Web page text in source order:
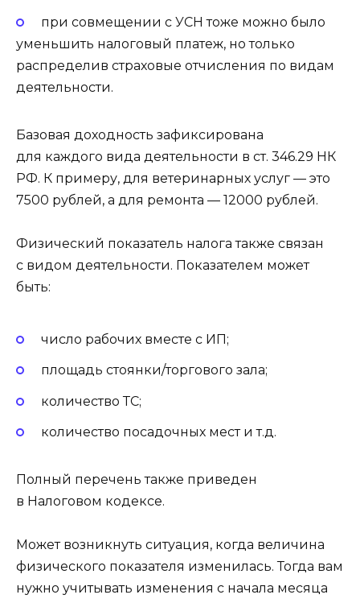
при совмещении с УСН тоже можно было
уменьшить налоговый платеж, но только
распределив страховые отчисления по видам
деятельности.
Базовая доходность зафиксирована
для каждого вида деятельности в ст. 346.29 НК
РФ. К примеру, для ветеринарных услуг — это
7500 рублей, а для ремонта — 12000 рублей.
Физический показатель налога также связан
с видом деятельности. Показателем может
быть:
число рабочих вместе с ИП;
площадь стоянки/торгового зала;
количество ТС;
количество посадочных мест и т.д.
Полный перечень также приведен
в Налоговом кодексе.
Может возникнуть ситуация, когда величина
физического показателя изменилась. Тогда вам
нужно учитывать изменения с начала месяца